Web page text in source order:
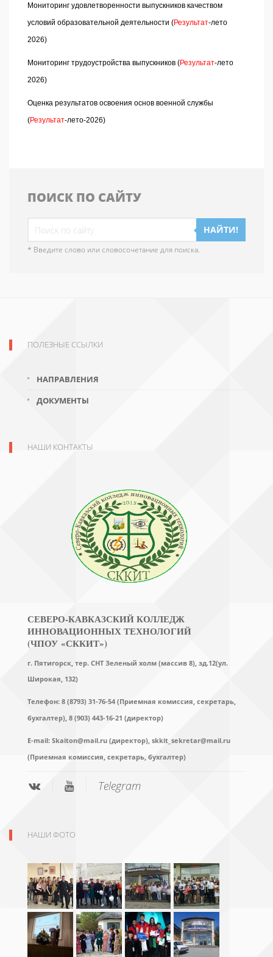
Мониторинг удовлетворенности выпускников качеством
условий образовательной деятельности (Результат-лето
2026)
Мониторинг трудоустройства выпускников (Результат-лето
2026)
Оценка результатов освоения основ военной службы
(Результат-лето-2026)
ПОИСК ПО САЙТУ
НАЙТИ!
* Введите слово или словосочетание для поиска.
ПОЛЕЗНЫЕ ССЫЛКИ
НАПРАВЛЕНИЯ
ДОКУМЕНТЫ
НАШИ КОНТАКТЫ
СЕВЕРО-КАВКАЗСКИЙ КОЛЛЕДЖ
ИННОВАЦИОННЫХ ТЕХНОЛОГИЙ
(ЧПОУ «СККИТ»)
г. Пятигорск, тер. СНТ Зеленый холм (массив 8), зд.12(ул.
Широкая, 132)
Телефон: 8 (8793) 31-76-54 (Приемная комиссия, секретарь,
бухгалтер), 8 (903) 443-16-21 (директор)
E-mail: Skaiton@mail.ru (директор), skkit_sekretar@mail.ru
(Приемная комиссия, секретарь, бухгалтер)
Telegram
НАШИ ФОТО